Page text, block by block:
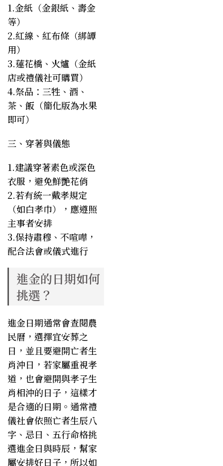
1.金紙（金銀紙、壽金
等）
2.紅線、紅布條（綁罈
用）
3.蓮花橋、火爐（金紙
店或禮儀社可購買）
4.祭品：三牲、酒、
茶、飯（簡化版為水果
即可）
三、穿著與儀態
1.建議穿著素色或深色
衣服，避免鮮艷花俏
2.若有統一戴孝規定
（如白孝巾），應遵照
主事者安排
3.保持肅穆、不喧嘩，
配合法會或儀式進行
進金的日期如何
挑選？
進金日期通常會查閱農
民曆，選擇宜安葬之
日，並且要避開亡者生
肖沖日，若家屬重視孝
道，也會避開與孝子生
肖相沖的日子，這樣才
是合適的日期。通常禮
儀社會依照亡者生辰八
字、忌日、五行命格挑
選進金日與時辰，幫家
屬安排好日子，所以如